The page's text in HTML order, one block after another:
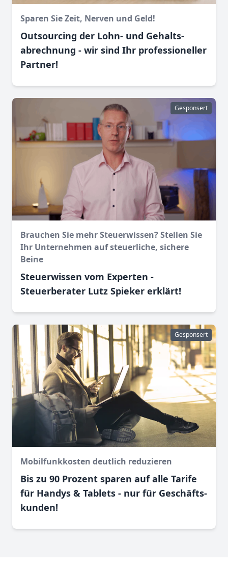
Sparen Sie Zeit, Nerven und Geld!
Outsourcing der Lohn- und Gehalts­
abrechnung - wir sind Ihr professioneller
Partner!
Gesponsert
Brauchen Sie mehr Steuerwissen? Stellen Sie
Ihr Unternehmen auf steuerliche, sichere
Beine
Steuerwissen vom Experten -
Steuerberater Lutz Spieker erklärt!
Gesponsert
Mobilfunkkosten deutlich reduzieren
Bis zu 90 Prozent sparen auf alle Tarife
für Handys & Tablets - nur für Geschäfts­
kunden!